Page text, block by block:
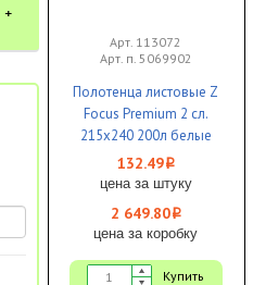
Арт. 113072
Арт. п. 5069902
Полотенца листовые Z
Focus Premium 2 сл.
215х240 200л белые
быстрорастворимые
1/20
132.49i
цена за штуку
2 649.80i
цена за коробку
Купить